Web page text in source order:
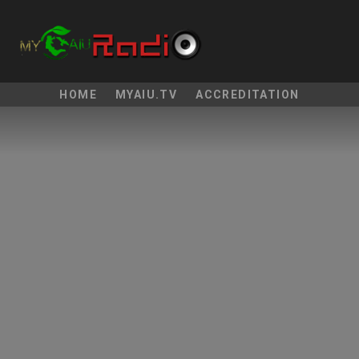
HOME MYAIU.TV ACCREDITATION